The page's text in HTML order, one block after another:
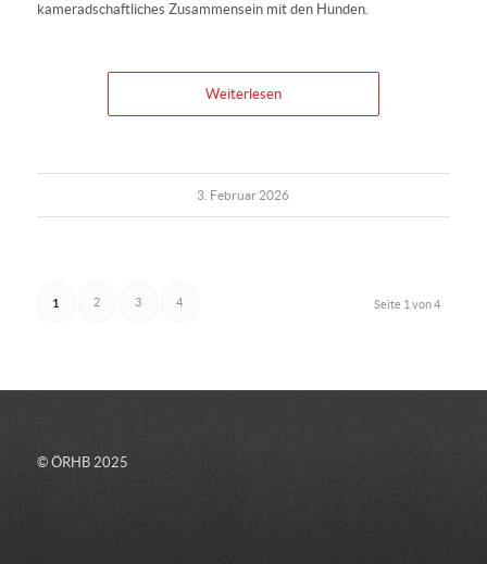
kameradschaftliches Zusammensein mit den Hunden.
Weiterlesen
3. Februar 2026
Seite 1 von 4
1 2 3 4
© ÖRHB 2025